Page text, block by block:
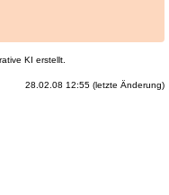
KI erstellt.
28.02.08 12:55 (letzte Änderung)